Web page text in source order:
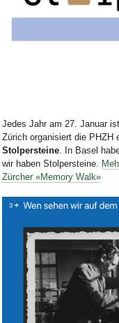
Jedes Jahr am 27. Januar
Zürich organisiert die PHZH
Stolpersteine. In Basel
wir haben Stolpersteine.
Zürcher «Memory Walk»